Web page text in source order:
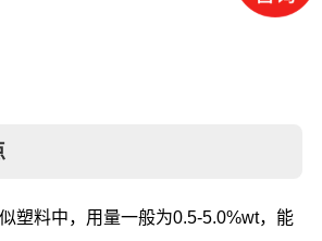
塑料中，用量一般为0.5-5.0%wt，能